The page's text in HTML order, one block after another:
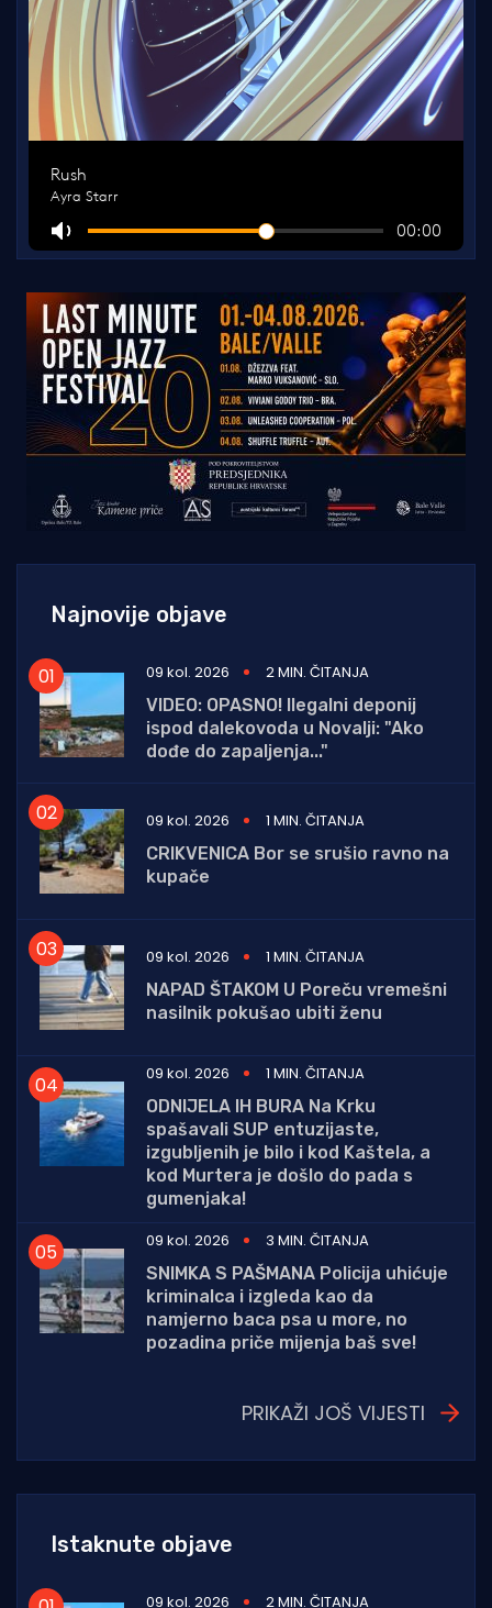
Najnovije objave
09 kol. 2026
2 MIN. ČITANJA
VIDEO: OPASNO! Ilegalni deponij
ispod dalekovoda u Novalji: "Ako
dođe do zapaljenja..."
09 kol. 2026
1 MIN. ČITANJA
CRIKVENICA Bor se srušio ravno na
kupače
09 kol. 2026
1 MIN. ČITANJA
NAPAD ŠTAKOM U Poreču vremešni
nasilnik pokušao ubiti ženu
09 kol. 2026
1 MIN. ČITANJA
ODNIJELA IH BURA Na Krku
spašavali SUP entuzijaste,
izgubljenih je bilo i kod Kaštela, a
kod Murtera je došlo do pada s
gumenjaka!
09 kol. 2026
3 MIN. ČITANJA
SNIMKA S PAŠMANA Policija uhićuje
kriminalca i izgleda kao da
namjerno baca psa u more, no
pozadina priče mijenja baš sve!
PRIKAŽI JOŠ VIJESTI
Istaknute objave
09 kol. 2026 2 MIN. ČITANJA